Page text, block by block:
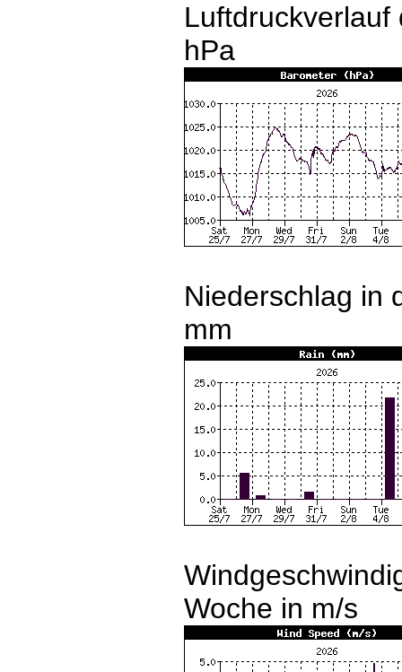
Luftdruckverlauf
hPa
Niederschlag in
mm
Woche in m/s